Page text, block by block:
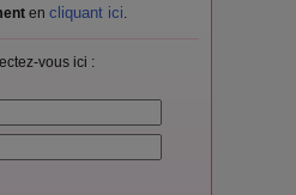
en cliquant ici.
vous ici :